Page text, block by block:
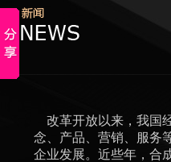
改革开放以来，我国
念、产品、营销、服务
企业发展。近些年，合